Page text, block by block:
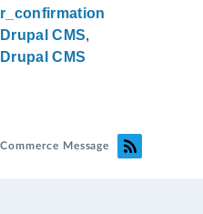
r_confirmation
Drupal CMS
Drupal CMS
Commerce Message